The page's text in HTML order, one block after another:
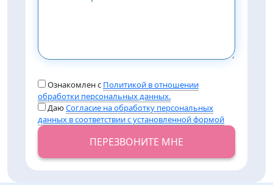
Ознакомлен с Политикой в отношении
обработки персональных данных.
ДаюСогласие на обработку персональных
данных в соответствии с установленной формой
ПЕРЕЗВОНИТЕ МНЕ